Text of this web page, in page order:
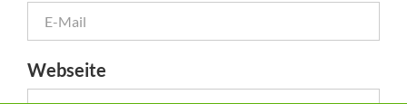
Webseite